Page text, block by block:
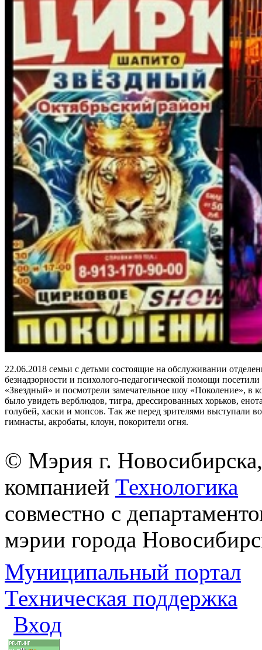
22.06.2018 семьи с детьми состоящие на обслуживании
безнадзорности и психолого-педагогической помощи
«Звездный» и посмотрели замечательное шоу «Поколение», в
было увидеть верблюдов, тигра, дрессированных хорьков,
голубей, хаски и мопсов. Так же перед зрителями выступали
гимнасты, акробаты, клоун, покорители огня.
© Мэрия г.
компанией Технологика
совместно с
мэрии города
Муниципальный портал
Техническая поддержка
Вход